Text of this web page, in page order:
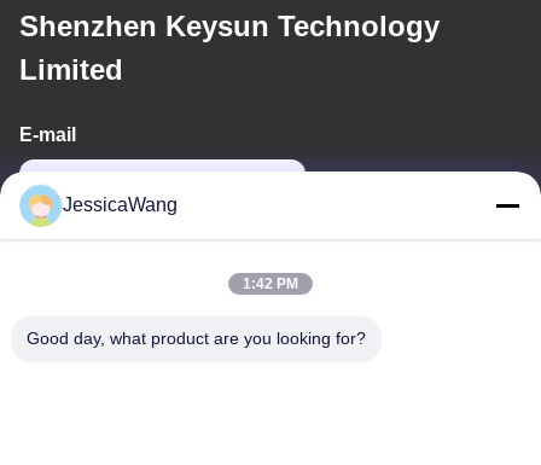
Shenzhen Keysun Technology
Limited
E-mail
JessicaWang
1:42 PM
Good day, what product are you looking for?